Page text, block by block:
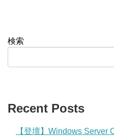
検索
Recent Posts
【登壇】Windows Server